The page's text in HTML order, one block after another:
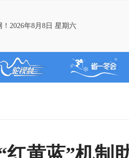
2026年8月8日 星期六